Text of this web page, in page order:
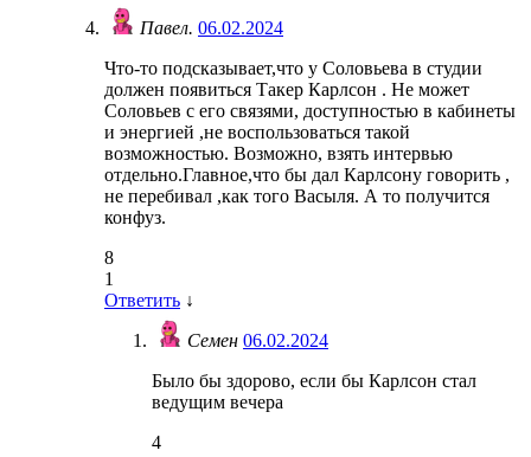
Павел. 06.02.2024
Что-то подсказывает,что у Соловьева в студии
должен появиться Такер Карлсон . Не может
Соловьев с его связями, доступностью в кабинеты
и энергией ,не воспользоваться такой
возможностью. Возможно, взять интервью
отдельно.Главное,что бы дал Карлсону говорить ,
не перебивал ,как того Васыля. А то получится
конфуз.
8
1
Ответить ↓
Семен 06.02.2024
Было бы здорово, если бы Карлсон стал
ведущим вечера
4